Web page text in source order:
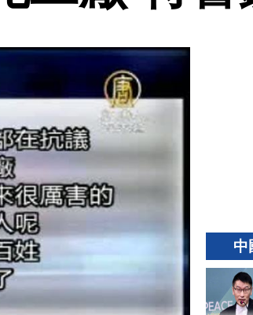
中